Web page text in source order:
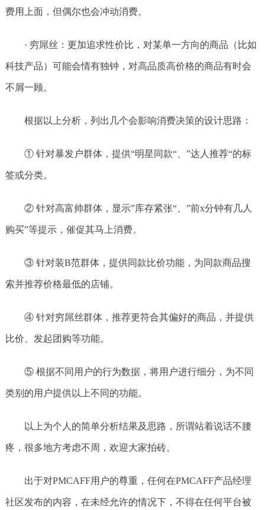
费用上面，但偶尔也会冲动消费。
· 穷屌丝：更加追求性价比，对某单一方向的商品（比如
科技产品）可能会情有独钟，对高品质高价格的商品有时会
不屑一顾。
根据以上分析，列出几个会影响消费决策的设计思路：
① 针对暴发户群体，提供“明星同款“、”达人推荐“的标
签或分类。
② 针对高富帅群体，显示”库存紧张“、”前x分钟有几人
购买”等提示，催促其马上消费。
③ 针对装B范群体，提供同款比价功能，为同款商品搜
索并推荐价格最低的店铺。
④ 针对穷屌丝群体，推荐更符合其偏好的商品，并提供
比价、发起团购等功能。
⑤ 根据不同用户的行为数据，将用户进行细分，为不同
类别的用户提供以上不同的功能。
以上为个人的简单分析结果及思路，所谓站着说话不腰
疼，很多地方考虑不周，欢迎大家拍砖。
出于对PMCAFF用户的尊重，任何在PMCAFF产品经理
社区发布的内容，在未经允许的情况下，不得在任何平台被